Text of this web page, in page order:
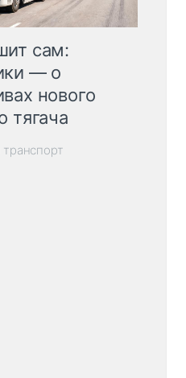
сам:
— о
нового
тягача